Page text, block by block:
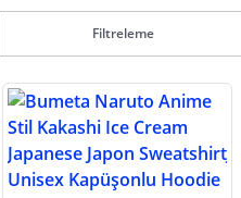
Filtreleme